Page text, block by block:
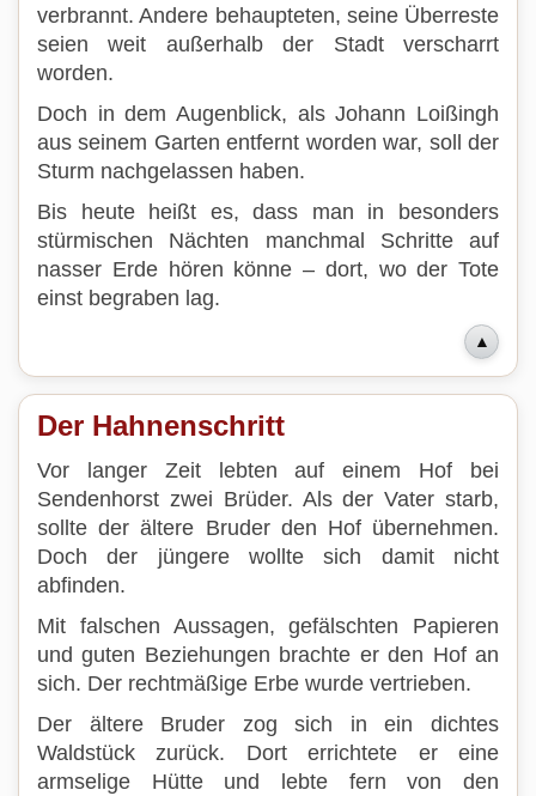
verbrannt. Andere behaupteten, seine Überreste
seien weit außerhalb der Stadt verscharrt
worden.
Doch in dem Augenblick, als Johann Loißingh
aus seinem Garten entfernt worden war, soll der
Sturm nachgelassen haben.
Bis heute heißt es, dass man in besonders
stürmischen Nächten manchmal Schritte auf
nasser Erde hören könne – dort, wo der Tote
einst begraben lag.
▲
Der Hahnenschritt
Vor langer Zeit lebten auf einem Hof bei
Sendenhorst zwei Brüder. Als der Vater starb,
sollte der ältere Bruder den Hof übernehmen.
Doch der jüngere wollte sich damit nicht
abfinden.
Mit falschen Aussagen, gefälschten Papieren
und guten Beziehungen brachte er den Hof an
sich. Der rechtmäßige Erbe wurde vertrieben.
Der ältere Bruder zog sich in ein dichtes
Waldstück zurück. Dort errichtete er eine
armselige Hütte und lebte fern von den